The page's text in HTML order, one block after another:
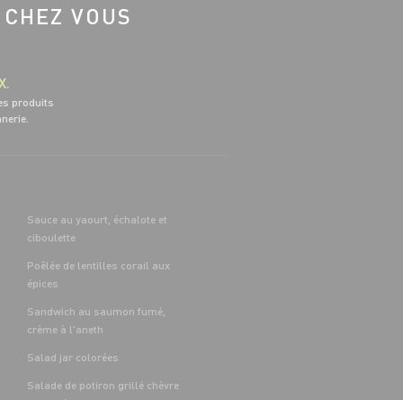
VOUS
produits
Sauce au yaourt, échalote et
ciboulette
Poêlée de lentilles corail aux
épices
Sandwich au saumon fumé,
crème à l'aneth
Salad jar colorées
Salade de potiron grillé chèvre